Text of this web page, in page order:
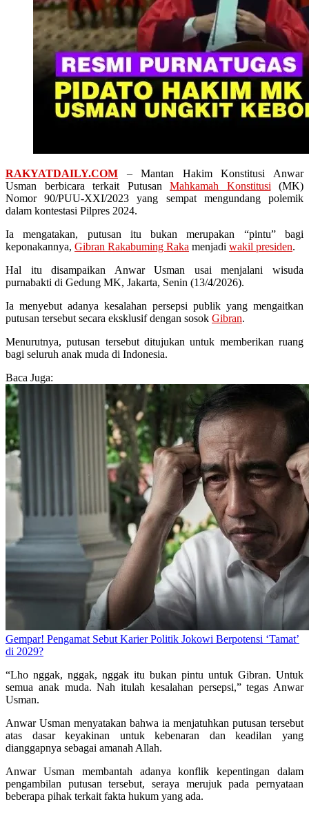
RAKYATDAILY.COM – Mantan Hakim Konstitusi Anwar
Usman berbicara terkait Putusan Mahkamah Konstitusi (MK)
Nomor 90/PUU-XXI/2023 yang sempat mengundang polemik
dalam kontestasi Pilpres 2024.
Ia mengatakan, putusan itu bukan merupakan “pintu” bagi
keponakannya, Gibran Rakabuming Raka menjadi wakil presiden.
Hal itu disampaikan Anwar Usman usai menjalani wisuda
purnabakti di Gedung MK, Jakarta, Senin (13/4/2026).
Ia menyebut adanya kesalahan persepsi publik yang mengaitkan
putusan tersebut secara eksklusif dengan sosok Gibran.
Menurutnya, putusan tersebut ditujukan untuk memberikan ruang
bagi seluruh anak muda di Indonesia.
Baca Juga:
Gempar! Pengamat Sebut Karier Politik Jokowi Berpotensi ‘Tamat’
di 2029?
“Lho nggak, nggak, nggak itu bukan pintu untuk Gibran. Untuk
semua anak muda. Nah itulah kesalahan persepsi,” tegas Anwar
Usman.
Anwar Usman menyatakan bahwa ia menjatuhkan putusan tersebut
atas dasar keyakinan untuk kebenaran dan keadilan yang
dianggapnya sebagai amanah Allah.
Anwar Usman membantah adanya konflik kepentingan dalam
pengambilan putusan tersebut, seraya merujuk pada pernyataan
beberapa pihak terkait fakta hukum yang ada.